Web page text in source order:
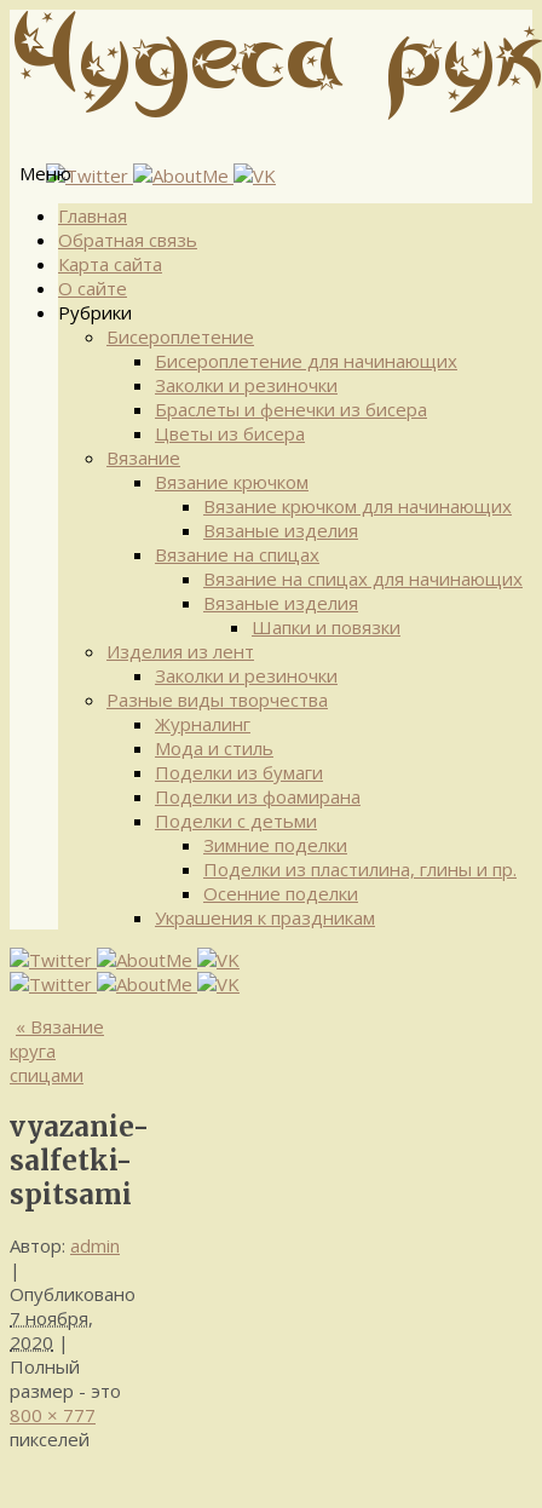
Меню
Перейти
содержимому
Главная
Обратная связь
Карта сайта
О сайте
Рубрики
Бисероплетение
Бисероплетение для начинающих
Заколки и резиночки
Браслеты и фенечки из бисера
Цветы из бисера
Вязание
Вязание крючком
Вязание крючком для начинающих
Вязаные изделия
Вязание на спицах
Вязание на спицах для начинающих
Вязаные изделия
Шапки и повязки
Изделия из лент
Заколки и резиночки
Разные виды творчества
Журналинг
Мода и стиль
Поделки из бумаги
Поделки из фоамирана
Поделки с детьми
Зимние поделки
Поделки из пластилина, глины и пр.
Осенние поделки
Украшения к праздникам
« Вязание
круга
спицами
vyazanie-
salfetki-
spitsami
Автор: admin
|
Опубликовано
7 ноября,
2020 |
Полный
размер - это
800 × 777
пикселей